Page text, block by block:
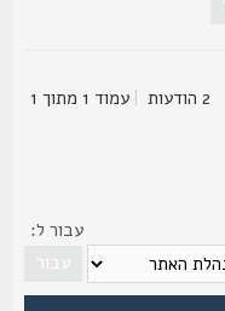
|עמוד1מתוך1
עבור ל: